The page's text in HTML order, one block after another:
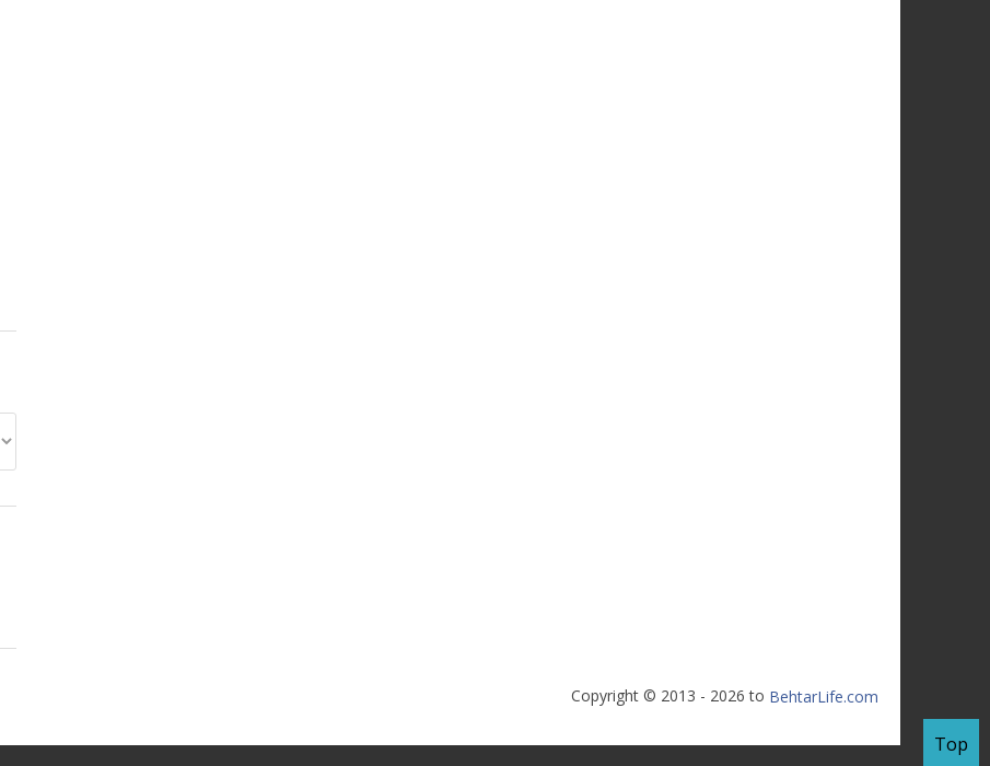
Copyright © 2013 - 2026 to BehtarLife.com
Top